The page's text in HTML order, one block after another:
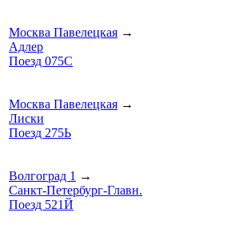
Москва Павелецкая →
Адлер
Поезд 075С
Москва Павелецкая →
Лиски
Поезд 275Ь
Волгоград 1 →
Санкт-Петербург-Главн.
Поезд 521Й